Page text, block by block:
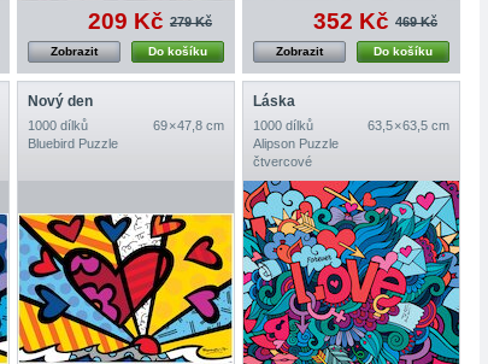
209 Kč 279 Kč
Do košíku
Zobrazit
352 Kč 469 Kč
Do košíku
Zobrazit
Nový den
1000 dílků
69 × 47,8 cm
Bluebird Puzzle
Láska
1000 dílků
63,5 × 63,5 cm
Alipson Puzzle
čtvercové